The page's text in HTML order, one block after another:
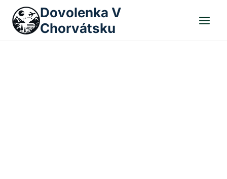
content
Dovolenka V
Chorvátsku